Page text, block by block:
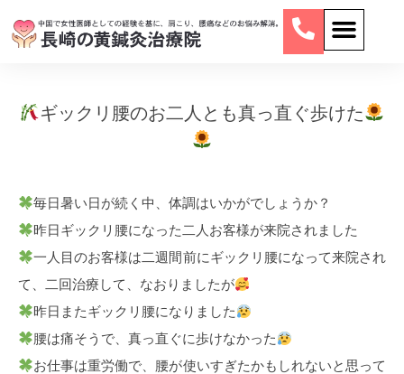
ギックリ腰のお二人とも真っ直ぐ歩けた
毎日暑い日が続く中、体調はいかがでしょうか？
昨日ギックリ腰になった二人お客様が来院されました
一人目のお客様は二週間前にギックリ腰になって来院され
て、二回治療して、なおりましたが
昨日またギックリ腰になりました
腰は痛そうで、真っ直ぐに歩けなかった
お仕事は重労働で、腰が使いすぎたかもしれないと思って